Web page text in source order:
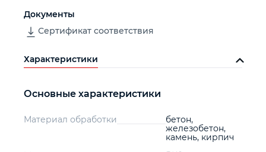
Документы
Сертификат соответствия
Характеристики
Основные характеристики
Материал обработки
бетон,
железобетон,
камень, кирпич